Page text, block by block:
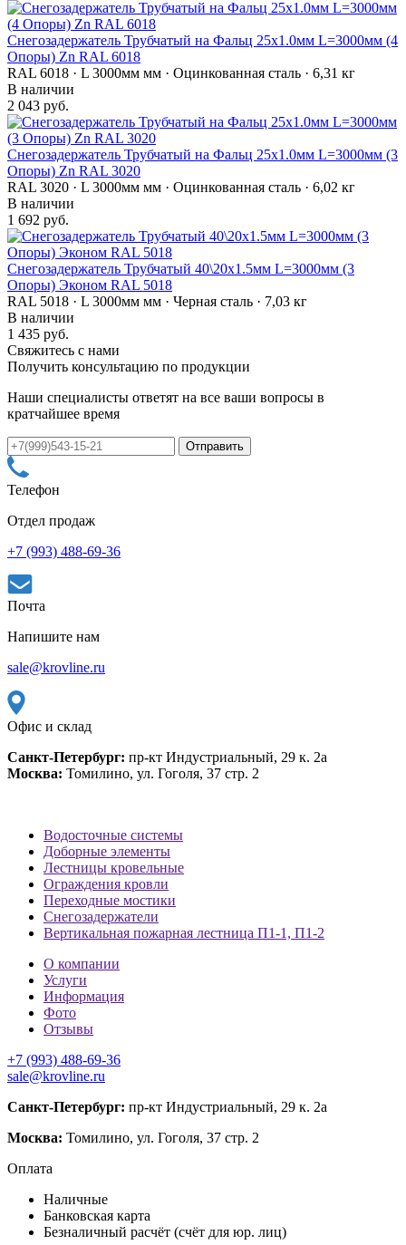
Снегозадержатель Трубчатый на Фальц 25х1.0мм L=3000мм (4
Опоры) Zn RAL 6018
RAL 6018 · L 3000мм мм · Оцинкованная сталь · 6,31 кг
В наличии
2 043 руб.
Снегозадержатель Трубчатый на Фальц 25х1.0мм L=3000мм (3
Опоры) Zn RAL 3020
RAL 3020 · L 3000мм мм · Оцинкованная сталь · 6,02 кг
В наличии
1 692 руб.
Снегозадержатель Трубчатый 40\20х1.5мм L=3000мм (3
Опоры) Эконом RAL 5018
RAL 5018 · L 3000мм мм · Черная сталь · 7,03 кг
В наличии
1 435 руб.
Свяжитесь с нами
Получить консультацию по продукции
Наши специалисты ответят на все ваши вопросы в
кратчайшее время
Телефон
Отдел продаж
+7 (993) 488-69-36
Почта
Напишите нам
sale@krovline.ru
Офис и склад
Санкт-Петербург: пр-кт Индустриальный, 29 к. 2а
Москва: Томилино, ул. Гоголя, 37 стр. 2
Водосточные системы
Доборные элементы
Лестницы кровельные
Ограждения кровли
Переходные мостики
Снегозадержатели
Вертикальная пожарная лестница П1-1, П1-2
О компании
Услуги
Информация
Фото
Отзывы
+7 (993) 488-69-36
sale@krovline.ru
Санкт-Петербург: пр-кт Индустриальный, 29 к. 2а
Москва: Томилино, ул. Гоголя, 37 стр. 2
Оплата
Наличные
Банковская карта
Безналичный расчёт (счёт для юр. лиц)